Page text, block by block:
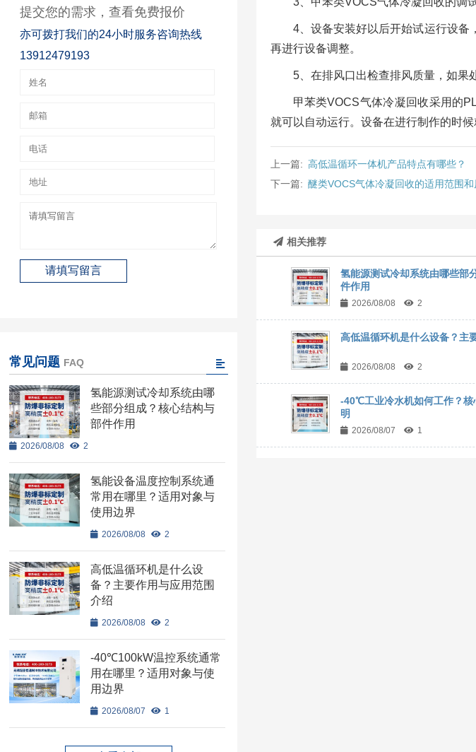
4、设备安装好以后开始试运行设备
再进行设备调整。
5、在排风口出检查排风质量，如果
甲苯类VOCS气体冷凝回收采用的
就可以自动运行。设备在进行制作的时
上一篇: 高低温循环一体机产品特点有哪些？
下一篇: 醚类VOCS气体冷凝回收的适用范围和
相关推荐
氢能源测试冷却系统由哪些部
件作用
2026/08/08 2
高低温循环机是什么设备？主
2026/08/08 2
-40℃工业冷水机如何工作？核
明
2026/08/07 1
提交您的需求，查看免费报价
亦可拨打我们的24小时服务咨询热线
13912479193
常见问题 FAQ
氢能源测试冷却系统由哪
些部分组成？核心结构与
部件作用
2026/08/08 2
氢能设备温度控制系统通
常用在哪里？适用对象与
使用边界
2026/08/08 2
高低温循环机是什么设
备？主要作用与应用范围
介绍
2026/08/08 2
-40℃100kW温控系统通常
用在哪里？适用对象与使
用边界
2026/08/07 1